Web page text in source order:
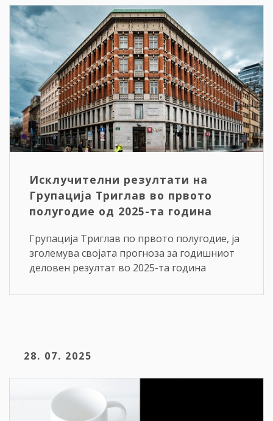
Исклучителни резултати на
Групација Триглав во првото
полугодие од 2025-та година
Групација Триглав по првото полугодие, ја
зголемува својата прогноза за годишниот
деловен резултат во 2025-та година
28. 07. 2025